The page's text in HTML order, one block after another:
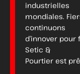
industrielles
mondiales.
continuons
d’innover pour
Setic &
Pourtier est